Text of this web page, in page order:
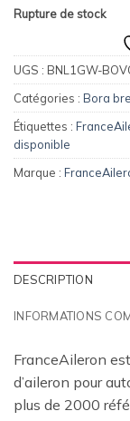
Rupture de stock
UGS : BNL1GW-
Catégories : Bora
Étiquettes :
disponible
Marque :
DESCRIPTION
INFORMATIONS
FranceAileron
d’aileron pour
plus de 2000